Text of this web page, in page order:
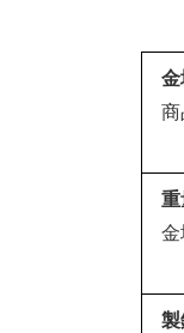
金
商
重
金
製